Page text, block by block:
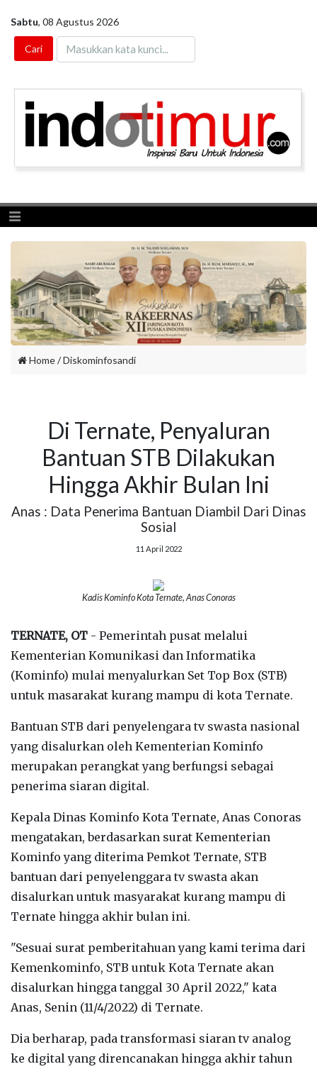
Sabtu, 08 Agustus 2026
Toggle navigation
Home/Diskominfosandi
Di Ternate, Penyaluran
Bantuan STB Dilakukan
Hingga Akhir Bulan Ini
Anas : Data Penerima Bantuan Diambil Dari Dinas
Sosial
11 April 2022
Kadis Kominfo Kota Ternate, Anas Conoras
TERNATE, OT - Pemerintah pusat melalui
Kementerian Komunikasi dan Informatika
(Kominfo) mulai menyalurkan Set Top Box (STB)
untuk masarakat kurang mampu di kota Ternate.
Bantuan STB dari penyelengara tv swasta nasional
yang disalurkan oleh Kementerian Kominfo
merupakan perangkat yang berfungsi sebagai
penerima siaran digital.
Kepala Dinas Kominfo Kota Ternate, Anas Conoras
mengatakan, berdasarkan surat Kementerian
Kominfo yang diterima Pemkot Ternate, STB
bantuan dari penyelenggara tv swasta akan
disalurkan untuk masyarakat kurang mampu di
Ternate hingga akhir bulan ini.
"Sesuai surat pemberitahuan yang kami terima dari
Kemenkominfo, STB untuk Kota Ternate akan
disalurkan hingga tanggal 30 April 2022," kata
Anas, Senin (11/4/2022) di Ternate.
Dia berharap, pada transformasi siaran tv analog
ke digital yang direncanakan hingga akhir tahun